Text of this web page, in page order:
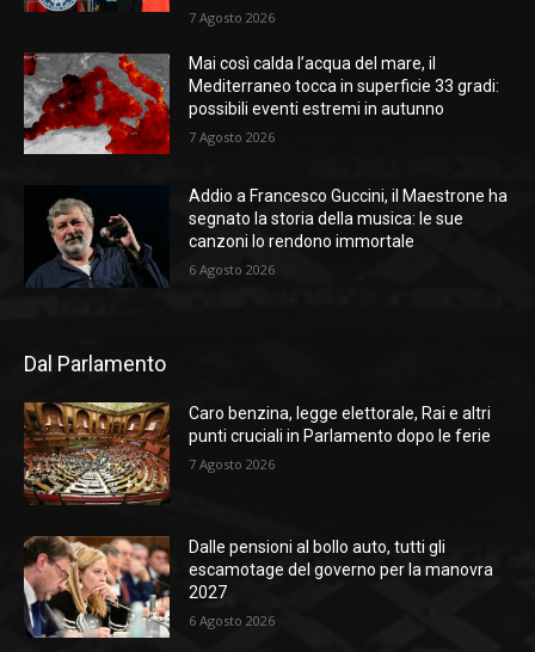
7 Agosto 2026
Mai così calda l’acqua del mare, il
Mediterraneo tocca in superficie 33 gradi:
possibili eventi estremi in autunno
7 Agosto 2026
Addio a Francesco Guccini, il Maestrone ha
segnato la storia della musica: le sue
canzoni lo rendono immortale
6 Agosto 2026
Dal Parlamento
Caro benzina, legge elettorale, Rai e altri
punti cruciali in Parlamento dopo le ferie
7 Agosto 2026
Dalle pensioni al bollo auto, tutti gli
escamotage del governo per la manovra
2027
6 Agosto 2026